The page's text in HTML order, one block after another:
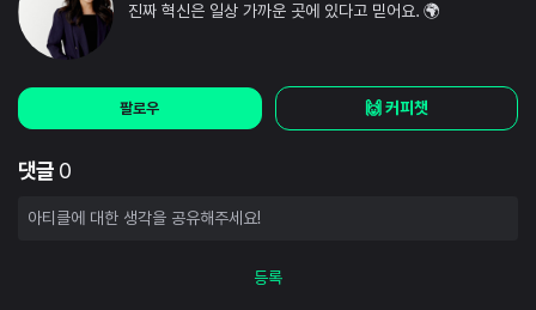
진짜 혁신은 일상 가까운 곳에 있다고 믿어요. 🌍
팔로우 🙌 커피챗
댓글 0
등록